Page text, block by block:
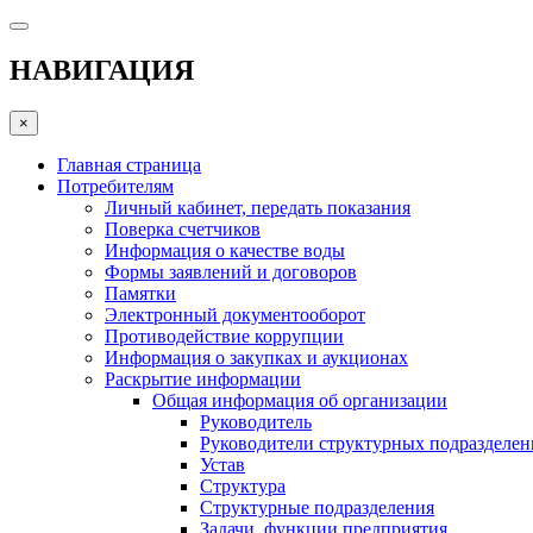
НАВИГАЦИЯ
×
Главная страница
Потребителям
Личный кабинет, передать показания
Поверка счетчиков
Информация о качестве воды
Формы заявлений и договоров
Памятки
Электронный документооборот
Противодействие коррупции
Информация о закупках и аукционах
Раскрытие информации
Общая информация об организации
Руководитель
Руководители структурных
Устав
Структура
Структурные подразделения
Задачи, функции предприятия